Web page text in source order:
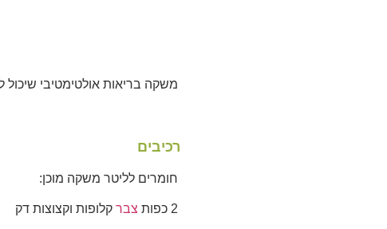
משקה בריאות אולטימטיבי שיכול
רכיבים
חומרים לליטר משקה מוכן:
2 כפות צבר קלופות וקצוצות דק